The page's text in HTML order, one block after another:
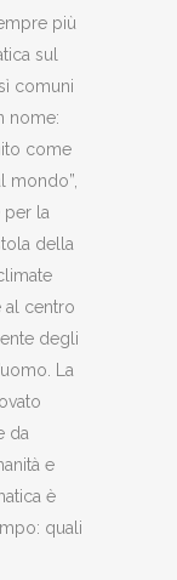
più
sul
comuni
nome:
come
mondo”,
per la
della
al centro
degli
La
da
e
è
quali